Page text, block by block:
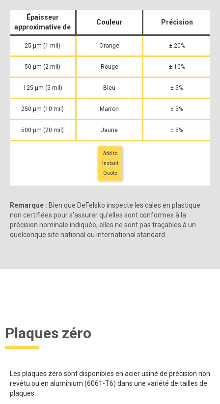
Épaisseur
approximative de
Précision
Couleur
25 μm (1 mil) Orange ± 20%
50 μm (2 mil) Rouge ± 10%
125 μm (5 mil) Bleu ± 5%
250 μm (10 mil) Marron ± 5%
500 μm (20 mil) Jaune ± 5%
Add to
Instant
Quote
Remarque : Bien que DeFelsko inspecte les cales en plastique
non certifiées pour s'assurer qu'elles sont conformes à la
précision nominale indiquée, elles ne sont pas traçables à un
quelconque site national ou international standard.
Plaques zéro
Les plaques zéro sont disponibles en acier usiné de précision non
revêtu ou en aluminium (6061-T6) dans une variété de tailles de
plaques.